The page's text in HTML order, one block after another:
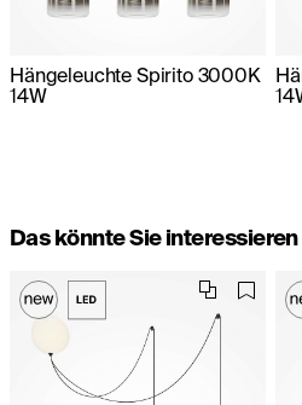
Hängeleuchte Spirito 3000K
14W
Das könnte Sie interessieren